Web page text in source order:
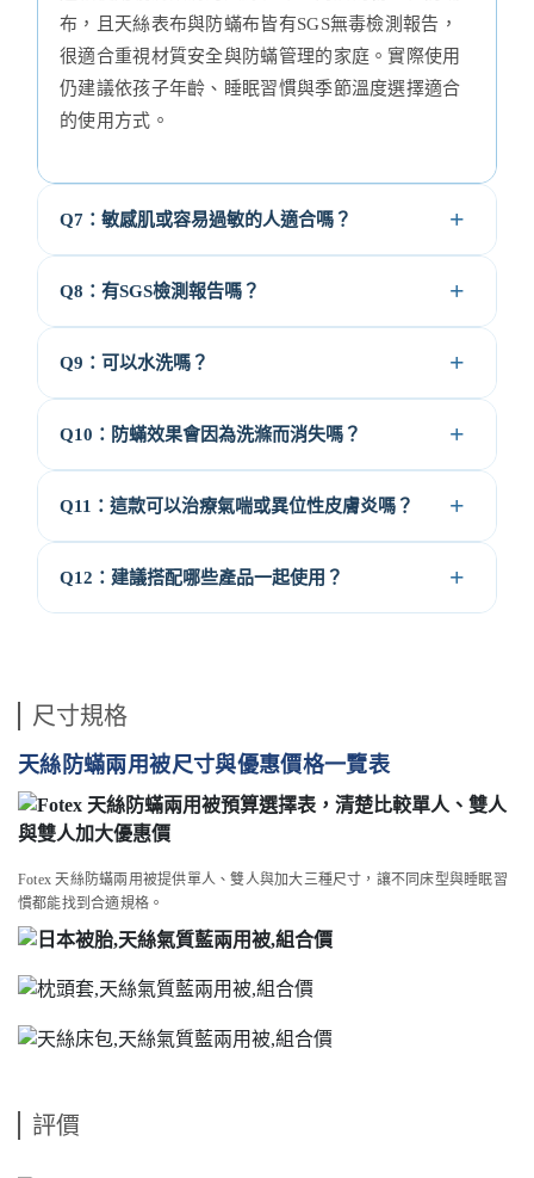
布，且天絲表布與防蟎布皆有SGS無毒檢測報告，
很適合重視材質安全與防蟎管理的家庭。實際使用
仍建議依孩子年齡、睡眠習慣與季節溫度選擇適合
的使用方式。
Q7：敏感肌或容易過敏的人適合嗎？
Q8：有SGS檢測報告嗎？
Q9：可以水洗嗎？
Q10：防蟎效果會因為洗滌而消失嗎？
Q11：這款可以治療氣喘或異位性皮膚炎嗎？
Q12：建議搭配哪些產品一起使用？
尺寸規格
天絲防蟎兩用被尺寸與優惠價格一覽表
Fotex 天絲防蟎兩用被提供單人、雙人與加大三種尺寸，讓不同床型與睡眠習
慣都能找到合適規格。
評價